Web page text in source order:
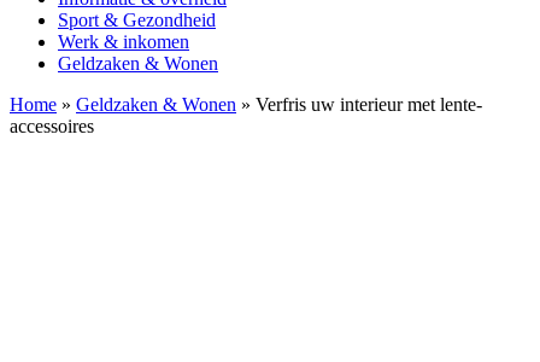
Sport & Gezondheid
Werk & inkomen
Geldzaken & Wonen
Home » Geldzaken & Wonen » Verfris uw interieur met lente-
accessoires